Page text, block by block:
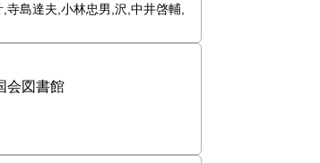
島達夫,小林忠男,沢,中井啓輔,
会図書館